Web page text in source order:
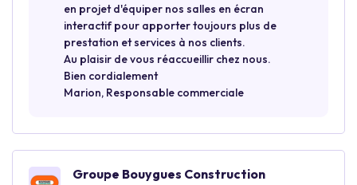
en projet d'équiper nos salles en écran
interactif pour apporter toujours plus de
prestation et services à nos clients.
Au plaisir de vous réaccueillir chez nous.
Bien cordialement
Marion, Responsable commerciale
Groupe Bouygues Construction